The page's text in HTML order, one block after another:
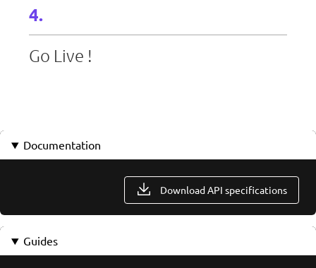
Go Live !
Documentation
Download API specifications
Guides